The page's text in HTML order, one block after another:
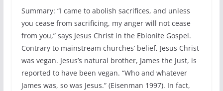
Summary: “I came to abolish sacrifices, and unless
you cease from sacrificing, my anger will not cease
from you,” says Jesus Christ in the Ebionite Gospel.
Contrary to mainstream churches’ belief, Jesus Christ
was vegan. Jesus’s natural brother, James the Just, is
reported to have been vegan. “Who and whatever
James was, so was Jesus.” (Eisenman 1997). In fact,